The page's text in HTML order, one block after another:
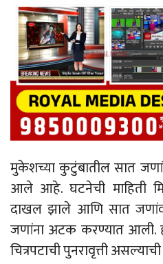
मुकेशच्या कुटुंबातील सात
आले आहे. घटनेची माहिती
दाखल झाले आणि सात
जणांना अटक करण्यात आली.
चित्रपटाची पुनरावृत्ती